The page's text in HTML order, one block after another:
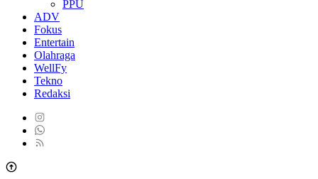
PPU
ADV
Fokus
Entertain
Olahraga
WellFy
Tekno
Redaksi